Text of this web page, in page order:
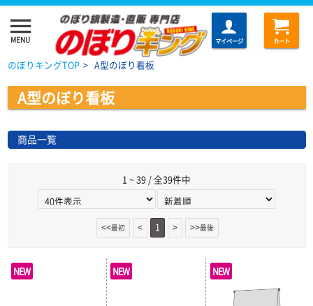
menu
MENU マイページ カート
のぼりキングTOP > A型のぼり看板
A型のぼり看板
商品一覧
1 ~ 39 / 全39件中
<<最初 < 1 > >>最後
NEW NEW NEW